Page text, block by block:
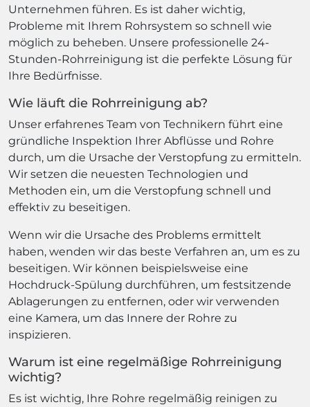
Unternehmen führen. Es ist daher wichtig,
Probleme mit Ihrem Rohrsystem so schnell wie
möglich zu beheben. Unsere professionelle 24-
Stunden-Rohrreinigung ist die perfekte Lösung für
Ihre Bedürfnisse.
Wie läuft die Rohrreinigung ab?
Unser erfahrenes Team von Technikern führt eine
gründliche Inspektion Ihrer Abflüsse und Rohre
durch, um die Ursache der Verstopfung zu ermitteln.
Wir setzen die neuesten Technologien und
Methoden ein, um die Verstopfung schnell und
effektiv zu beseitigen.
Wenn wir die Ursache des Problems ermittelt
haben, wenden wir das beste Verfahren an, um es zu
beseitigen. Wir können beispielsweise eine
Hochdruck-Spülung durchführen, um festsitzende
Ablagerungen zu entfernen, oder wir verwenden
eine Kamera, um das Innere der Rohre zu
inspizieren.
Warum ist eine regelmäßige Rohrreinigung
wichtig?
Es ist wichtig, Ihre Rohre regelmäßig reinigen zu